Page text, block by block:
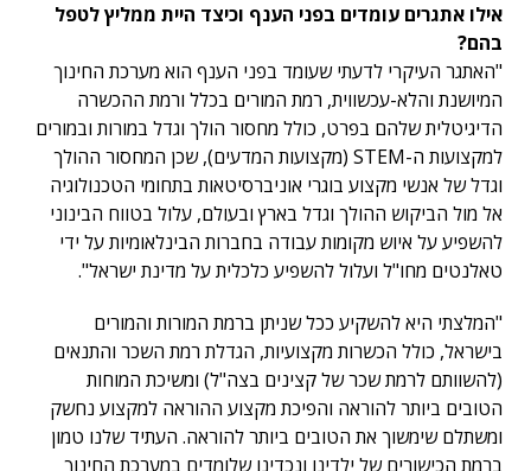
אילו אתגרים עומדים בפני הענף וכיצד היית ממליץ לטפל
בהם?
"האתגר העיקרי לדעתי שעומד בפני הענף הוא מערכת החינוך
המיושנת והלא-עכשווית, רמת המורים בכלל ורמת ההכשרה
הדיגיטלית שלהם בפרט, כולל מחסור הולך וגדל במורות ובמורים
למקצועות ה-STEM (מקצועות המדעים), שכן המחסור ההולך
וגדל של אנשי מקצוע בוגרי אוניברסיטאות בתחומי הטכנולוגיה
אל מול הביקוש ההולך וגדל בארץ ובעולם, עלול בטווח הבינוני
להשפיע על איוש מקומות עבודה בחברות הבינלאומיות על ידי
טאלנטים מחו"ל ועלול להשפיע כלכלית על מדינת ישראל".
"המלצתי היא להשקיע ככל שניתן ברמת המורות והמורים
בישראל, כולל הכשרות מקצועיות, הגדלת רמת השכר והתנאים
(להשוותם לרמת שכר של קצינים בצה"ל) ומשיכת המוחות
הטובים ביותר להוראה והפיכת מקצוע ההוראה למקצוע נחשק
ומשתלם שימשוך את הטובים ביותר להוראה. העתיד שלנו טמון
ברמת הכישורים של ילדינו ונכדינו שלומדים במערכת החינוך